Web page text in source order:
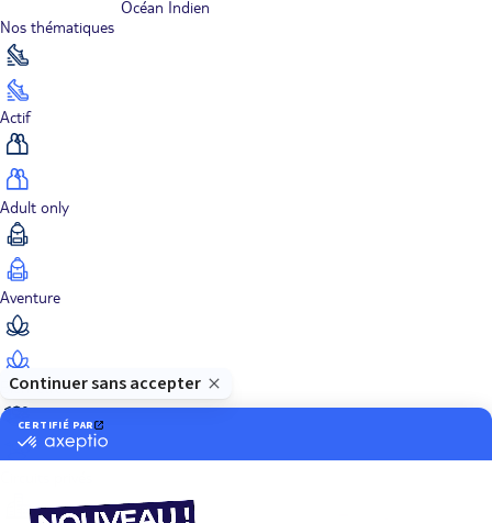
Océan Indien
Nos thématiques
Actif
Adult only
Aventure
Bien-être